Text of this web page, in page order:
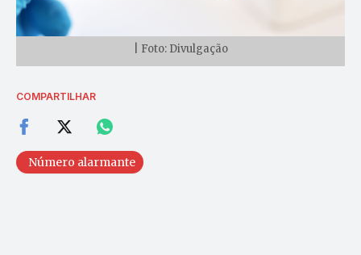
| Foto: Divulgação
COMPARTILHAR
Número alarmante